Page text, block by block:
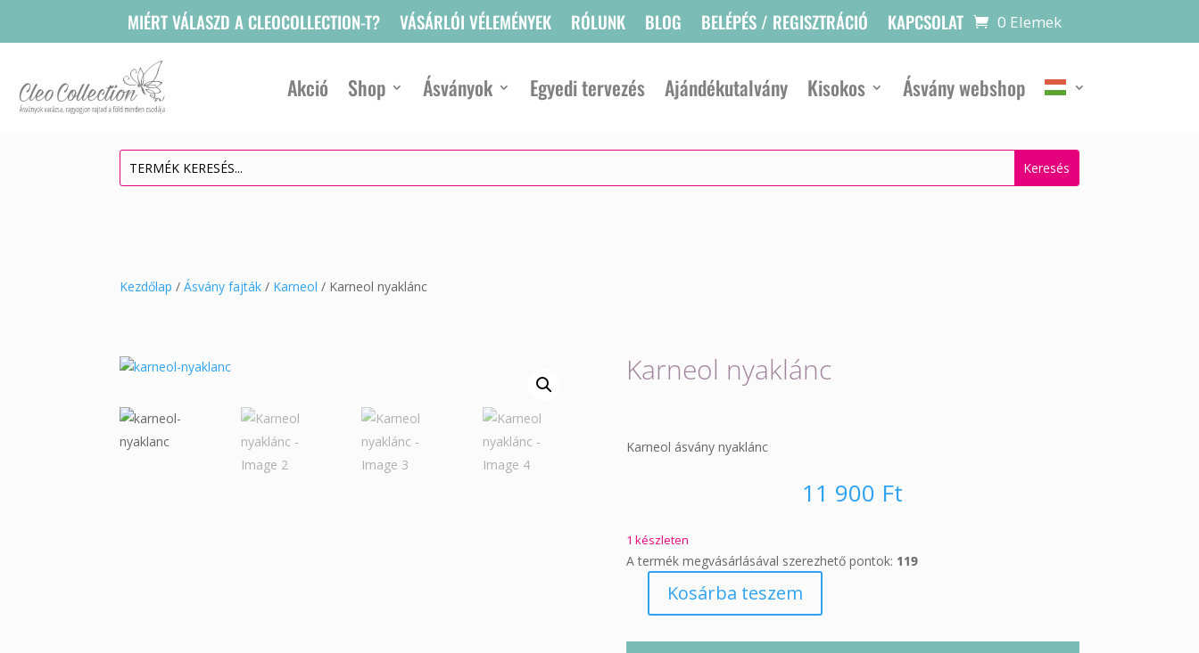
MIÉRT VÁLASZD A CLEOCOLLECTION-T? VÁSÁRLÓI VÉLEMÉNYEK RÓLUNK BLOG BELÉPÉS / REGISZTRÁCIÓ KAPCSOLAT 0 Elemek
Akció Shop Ásványok Egyedi tervezés Ajándékutalvány Kisokos Ásvány webshop
Kezdőlap /Ásvány fajták / Karneol / Karneol nyaklánc
Karneol nyaklánc
Karneol ásvány nyaklánc
11 900 Ft
1 készleten
A termék megvásárlásával szerezhető pontok: 119
Karneol
mennyiség
Kosárba teszem